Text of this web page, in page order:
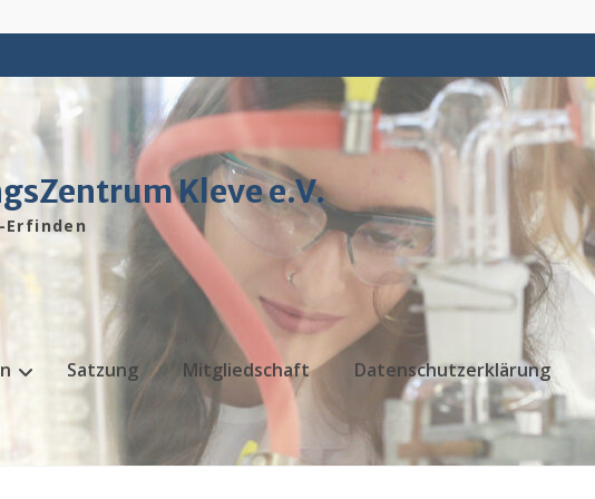
Kleve e.V.
Erfinden
Satzung Mitgliedschaft Datenschutz­erklärung